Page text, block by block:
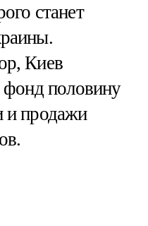
станет
Киев
фонд половину
и продажи